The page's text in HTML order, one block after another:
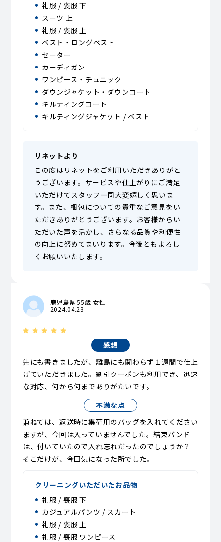
礼服 / 喪服 下
スーツ 上
礼服 / 喪服 上
ベスト・ロングベスト
セーター
カーディガン
ワンピース・チュニック
ダウンジャケット・ダウンコート
キルティングコート
キルティングジャケット / ベスト
リネットより
この度はリネットをご利用いただきありがと
うございます。サービスや仕上がりにご満足
いただけてスタッフ一同大変嬉しく思いま
す。また、梱包についての貴重なご意見をい
ただきありがとうございます。お客様からい
ただいた声を活かし、さらなる品質や利便性
の向上に努めてまいります。今後ともよろし
くお願いいたします。
鹿児島県 55歳 女性
2024.04.23
感想
先にも書きましたが、離島にも関わらず１週間で仕上
げていただきました。割引クーポンも利用でき、迅速
な対応、何から何までありがたいです。
不満な点
兼ねては、返送時に集荷用のバッグを入れてください
ますが、今回は入っていませんでした。結束バンド
は、付いていたので入れ忘れだったのでしょうか？
そこだけが、今回気になった所でした。
クリーニングいただいたお品物
礼服 / 喪服 下
カジュアルパンツ / スカート
礼服 / 喪服 上
礼服 / 喪服 ワンピース